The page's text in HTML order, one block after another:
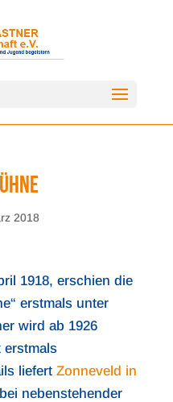
2018
1918, erschien die
erstmals unter
wird ab 1926
erstmals
liefert Zonneveld in
nebenstehender